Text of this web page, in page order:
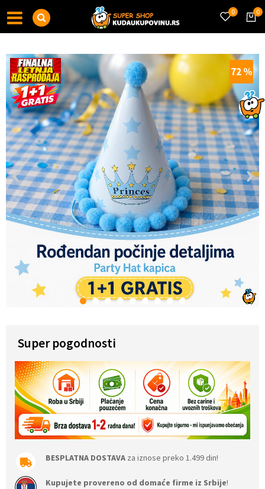
0
0
1 2 3 4 5 6 7 8 9
72%
Super pogodnosti
BESPLATNA DOSTAVA za iznose preko 1.499 din!
Kupujete provereno od domaće firme iz Srbije!